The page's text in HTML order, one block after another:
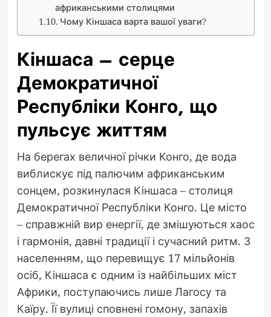
африканськими столицями
Чому Кіншаса варта вашої уваги?
Кіншаса – серце
Демократичної
Республіки Конго, що
пульсує життям
На берегах величної річки Конго, де вода
виблискує під палючим африканським
сонцем, розкинулася Кіншаса – столиця
Демократичної Республіки Конго. Це місто
– справжній вир енергії, де змішуються хаос
і гармонія, давні традиції і сучасний ритм. З
населенням, що перевищує 17 мільйонів
осіб, Кіншаса є одним із найбільших міст
Африки, поступаючись лише Лагосу та
Каїру. Її вулиці сповнені гомону, запахів